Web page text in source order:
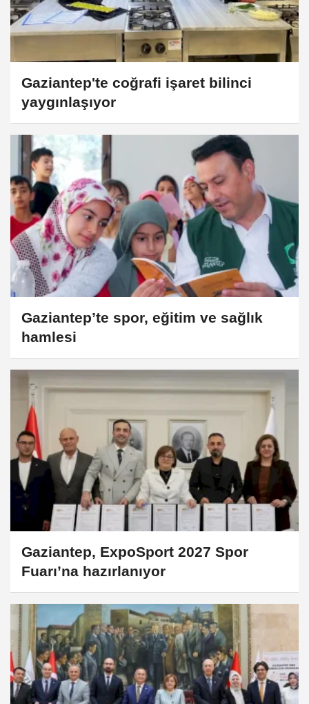
Gaziantep'te coğrafi işaret bilinci
yaygınlaşıyor
Gaziantep’te spor, eğitim ve sağlık
hamlesi
Gaziantep, ExpoSport 2027 Spor
Fuarı’na hazırlanıyor